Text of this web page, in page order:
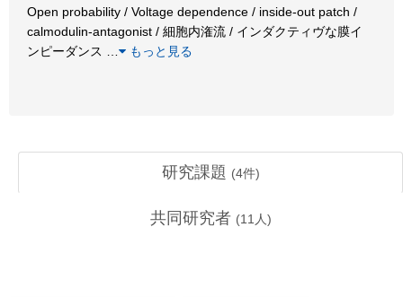
Open probability / Voltage dependence / inside-out patch /
calmodulin-antagonist / 細胞内潅流 / インダクティヴな膜イ
ンピーダンス
もっと見る
研究課題 (4件)
共同研究者 (11 人)